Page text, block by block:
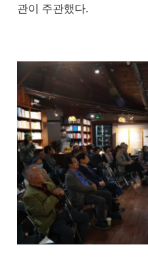
관이 주관했다.